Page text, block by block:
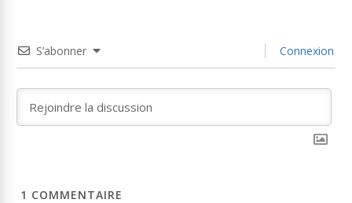
S’abonner Connexion
1 COMMENTAIRE